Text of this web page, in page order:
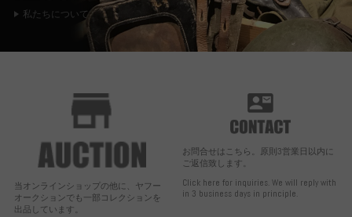
私たちについて
当オンラインショップの他に、ヤフー
オークションでも一部コレクションを
出品しています。
お問合せはこちら。原則3営業日以内に
ご返信致します。
Click here for inquiries. We will reply with
in 3 business days in principle.